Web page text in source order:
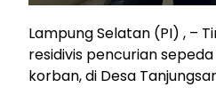
Lampung Selatan (PI) , –
residivis pencurian
korban, di Desa